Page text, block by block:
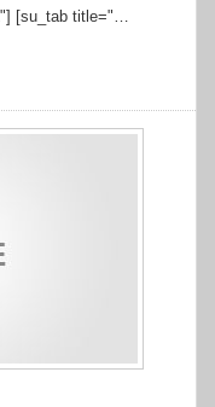
[su_tab title="…